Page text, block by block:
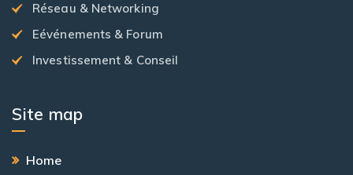
Réseau & Networking
Eévénements & Forum
Investissement & Conseil
Site map
Home